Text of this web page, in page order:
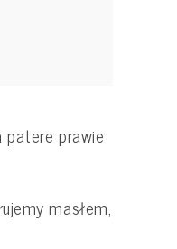
prawie
masłem,